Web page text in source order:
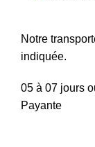
Notre
indiquée.
05 à 07 jours
Payante